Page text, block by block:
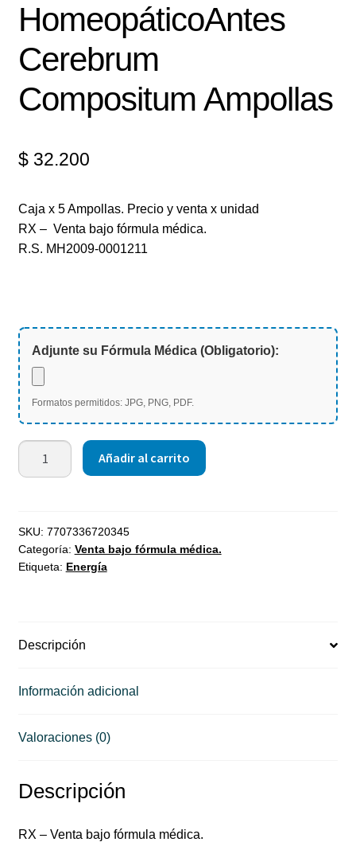
HomeopáticoAntes
Cerebrum
Compositum Ampollas
$32.200
Caja x 5 Ampollas. Precio y venta x unidad
RX – Venta bajo fórmula médica.
R.S. MH2009-0001211
Adjunte su Fórmula Médica (Obligatorio):
Formatos permitidos: JPG, PNG, PDF.
Añadir al carrito
SKU: 7707336720345
Categoría: Venta bajo fórmula médica.
Etiqueta: Energía
Descripción
Información adicional
Valoraciones (0)
Descripción
RX – Venta bajo fórmula médica.